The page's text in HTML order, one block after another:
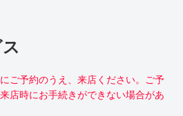
ご予約のうえ、来店ください。ご予
店時にお手続きができない場合があ